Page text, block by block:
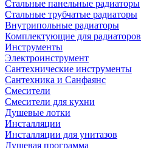
Стальные панельные радиаторы
Стальные трубчатые радиаторы
Внутрипольные радиаторы
Комплектующие для радиаторов
Инструменты
Электроинструмент
Сантехнические инструменты
Сантехника и Санфаянс
Смесители
Смесители для кухни
Душевые лотки
Инсталляции
Инсталляции для унитазов
Душевая программа